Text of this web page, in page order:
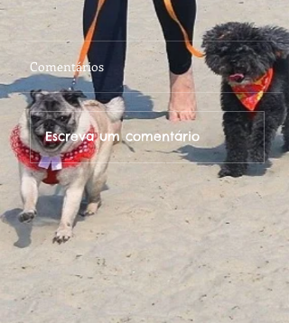
Comentários
Escreva um comentário